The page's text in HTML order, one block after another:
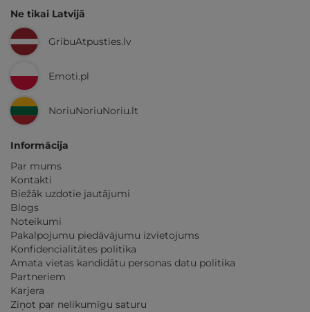
Ne tikai Latvijā
GribuAtpusties.lv
Emoti.pl
NoriuNoriuNoriu.lt
Informācija
Par mums
Kontakti
Biežāk uzdotie jautājumi
Blogs
Noteikumi
Pakalpojumu piedāvājumu izvietojums
Konfidencialitātes politika
Amata vietas kandidātu personas datu politika
Partneriem
Karjera
Ziņot par nelikumīgu saturu